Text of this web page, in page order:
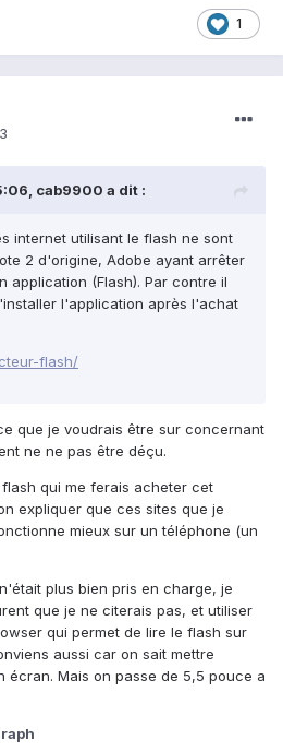
1
cab9900 a dit :
internet utilisant le flash ne sont
2 d'origine, Adobe ayant arrêter
application (Flash). Par contre il
l'application après l'achat
flash/
que je voudrais être sur concernant
ne ne pas être déçu.
qui me ferais acheter cet
expliquer que ces sites que je
mieux sur un téléphone (un
plus bien pris en charge, je
que je ne citerais pas, et utiliser
qui permet de lire le flash sur
aussi car on sait mettre
écran. Mais on passe de 5,5 pouce a